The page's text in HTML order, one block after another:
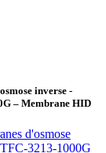
inverse -
– Membrane HID